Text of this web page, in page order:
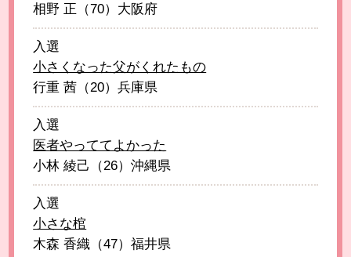
相野 正（70）大阪府
入選
小さくなった父がくれたもの
行重 茜（20）兵庫県
入選
医者やっててよかった
小林 綾己（26）沖縄県
入選
小さな棺
木森 香織（47）福井県